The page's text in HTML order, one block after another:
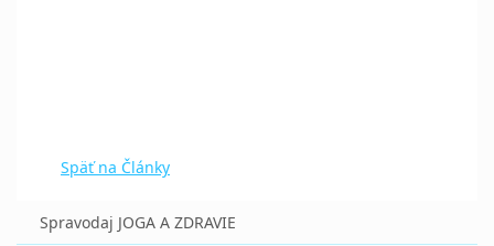
Späť na Články
Spravodaj JOGA A ZDRAVIE